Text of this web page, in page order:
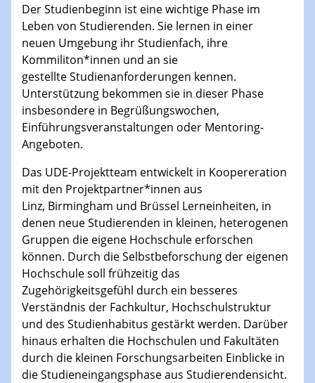
Der Studienbeginn ist eine wichtige Phase im
Leben von Studierenden. Sie lernen in einer
neuen Umgebung ihr Studienfach, ihre
Kommiliton*innen und an sie
gestellte Studienanforderungen kennen.
Unterstützung bekommen sie in dieser Phase
insbesondere in Begrüßungswochen,
Einführungsveranstaltungen oder Mentoring-
Angeboten.
Das UDE-Projektteam entwickelt in Koopereration
mit den Projektpartner*innen aus
Linz, Birmingham und Brüssel Lerneinheiten, in
denen neue Studierenden in kleinen, heterogenen
Gruppen die eigene Hochschule erforschen
können. Durch die Selbstbeforschung der eigenen
Hochschule soll frühzeitig das
Zugehörigkeitsgefühl durch ein besseres
Verständnis der Fachkultur, Hochschulstruktur
und des Studienhabitus gestärkt werden. Darüber
hinaus erhalten die Hochschulen und Fakultäten
durch die kleinen Forschungsarbeiten Einblicke in
die Studieneingangsphase aus Studierendensicht.